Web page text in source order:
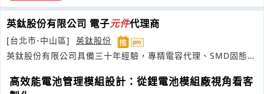
英鈦股份有限公司 電子元件代理商
[台北市-中山區]
英鈦股份
英鈦股份有限公司具備三十年經驗，專精電容代理、SMD固態電
高效能電池管理模組設計：從鋰電池模組廠視角看客